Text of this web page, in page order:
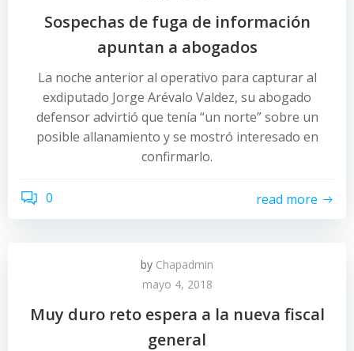
Sospechas de fuga de información
apuntan a abogados
La noche anterior al operativo para capturar al
exdiputado Jorge Arévalo Valdez, su abogado
defensor advirtió que tenía “un norte” sobre un
posible allanamiento y se mostró interesado en
confirmarlo.
0 read more
by Chapadmin
mayo 4, 2018
Muy duro reto espera a la nueva fiscal
general